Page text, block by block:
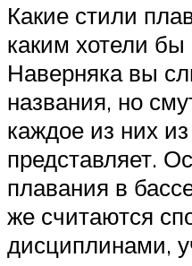
Какие стили
каким хотели бы
Наверняка вы
названия, но
каждое из них
представляет.
плавания в
же считаются
дисциплинами,